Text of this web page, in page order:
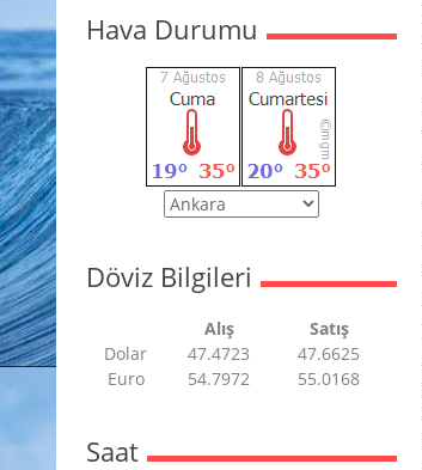
Hava Durumu
Döviz Bilgileri
Alış
Satış
Dolar
47.4723
47.6625
Euro
54.7972 55.0168
Saat